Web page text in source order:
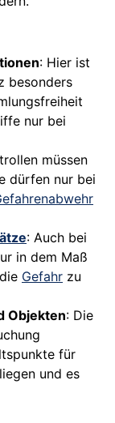
: Hier ist
besonders
nur bei
müssen
dürfen nur bei
: Auch bei
in dem Maß
Gefahr zu
Objekten: Die
für
und es